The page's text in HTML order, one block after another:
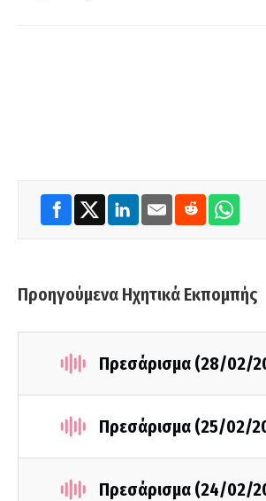
Προηγούμενα Ηχητικά Εκπομπής
Πρεσάρισμα (28/02/
Πρεσάρισμα (25/02/
Πρεσάρισμα (24/02/